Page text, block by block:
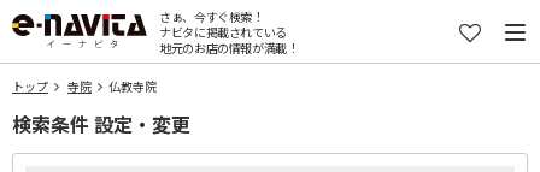
さぁ、今すぐ検索！
ナビタに掲載されている
地元のお店の情報が満載！
トップ 寺院 仏教寺院
検索条件 設定・変更